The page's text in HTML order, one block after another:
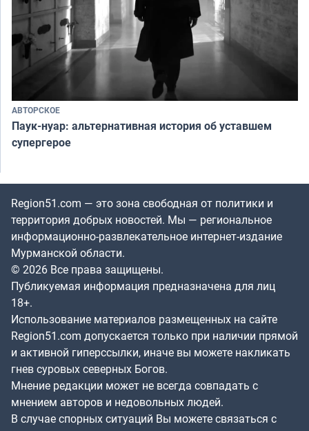
АВТОРСКОЕ
Паук-нуар: альтернативная история об уставшем
супергерое
Region51.com — это зона свободная от политики и
территория добрых новостей. Мы — региональное
информационно-развлекательное интернет-издание
Мурманской области.
© 2026 Все права защищены.
Публикуемая информация предназначена для лиц
18+.
Использование материалов размещенных на сайте
Region51.com допускается только при наличии прямой
и активной гиперссылки, иначе вы можете накликать
гнев суровых северных Богов.
Мнение редакции может не всегда совпадать с
мнением авторов и недовольных людей.
В случае спорных ситуаций Вы можете связаться с